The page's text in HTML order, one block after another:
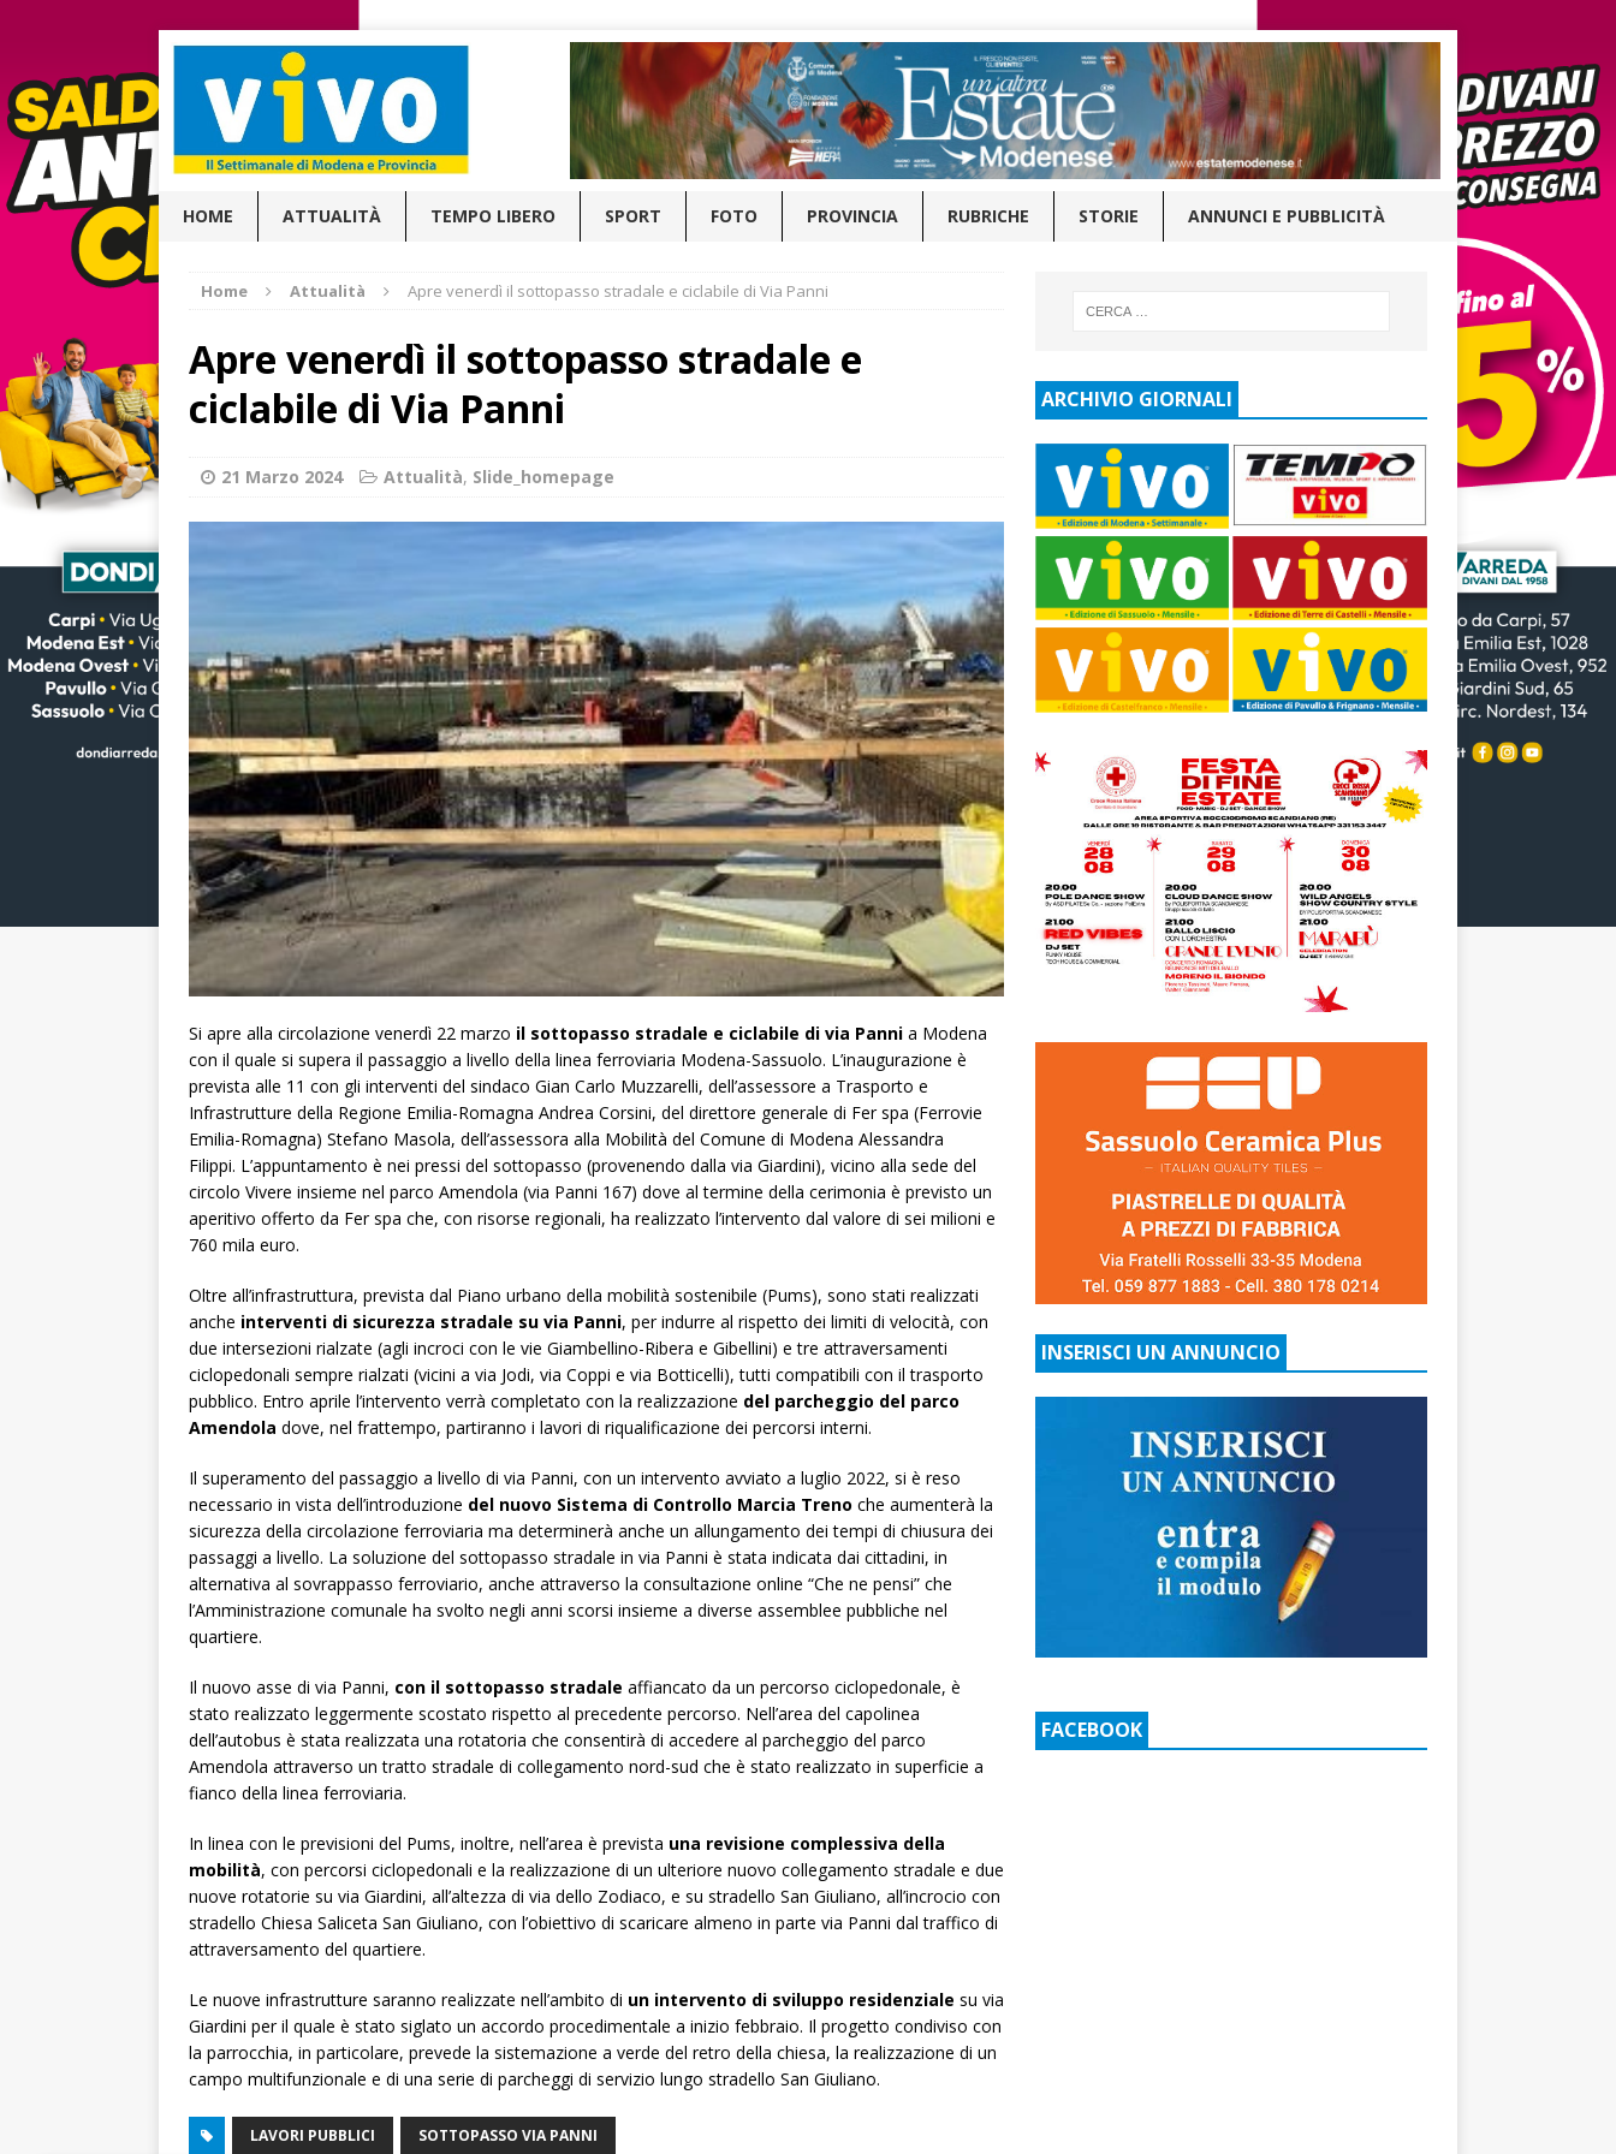
HOME ATTUALITÀ TEMPO LIBERO SPORT FOTO PROVINCIA RUBRICHE STORIE ANNUNCI E PUBBLICITÀ
Home Attualità Apre venerdì il sottopasso stradale e ciclabile di Via Panni
Apre venerdì il sottopasso stradale e
ciclabile di Via Panni
21 Marzo 2024 Attualità, Slide_homepage
Si apre alla circolazione venerdì 22 marzo il sottopasso stradale e ciclabile di via Panni a Modena
con il quale si supera il passaggio a livello della linea ferroviaria Modena-Sassuolo. L’inaugurazione è
prevista alle 11 con gli interventi del sindaco Gian Carlo Muzzarelli, dell’assessore a Trasporto e
Infrastrutture della Regione Emilia-Romagna Andrea Corsini, del direttore generale di Fer spa (Ferrovie
Emilia-Romagna) Stefano Masola, dell’assessora alla Mobilità del Comune di Modena Alessandra
Filippi. L’appuntamento è nei pressi del sottopasso (provenendo dalla via Giardini), vicino alla sede del
circolo Vivere insieme nel parco Amendola (via Panni 167) dove al termine della cerimonia è previsto un
aperitivo offerto da Fer spa che, con risorse regionali, ha realizzato l’intervento dal valore di sei milioni e
760 mila euro.
Oltre all’infrastruttura, prevista dal Piano urbano della mobilità sostenibile (Pums), sono stati realizzati
anche interventi di sicurezza stradale su via Panni, per indurre al rispetto dei limiti di velocità, con
due intersezioni rialzate (agli incroci con le vie Giambellino-Ribera e Gibellini) e tre attraversamenti
ciclopedonali sempre rialzati (vicini a via Jodi, via Coppi e via Botticelli), tutti compatibili con il trasporto
pubblico. Entro aprile l’intervento verrà completato con la realizzazione del parcheggio del parco
Amendola dove, nel frattempo, partiranno i lavori di riqualificazione dei percorsi interni.
Il superamento del passaggio a livello di via Panni, con un intervento avviato a luglio 2022, si è reso
necessario in vista dell’introduzione del nuovo Sistema di Controllo Marcia Treno che aumenterà la
sicurezza della circolazione ferroviaria ma determinerà anche un allungamento dei tempi di chiusura dei
passaggi a livello. La soluzione del sottopasso stradale in via Panni è stata indicata dai cittadini, in
alternativa al sovrappasso ferroviario, anche attraverso la consultazione online “Che ne pensi” che
l’Amministrazione comunale ha svolto negli anni scorsi insieme a diverse assemblee pubbliche nel
quartiere.
Il nuovo asse di via Panni, con il sottopasso stradale affiancato da un percorso ciclopedonale, è
stato realizzato leggermente scostato rispetto al precedente percorso. Nell’area del capolinea
dell’autobus è stata realizzata una rotatoria che consentirà di accedere al parcheggio del parco
Amendola attraverso un tratto stradale di collegamento nord-sud che è stato realizzato in superficie a
fianco della linea ferroviaria.
In linea con le previsioni del Pums, inoltre, nell’area è prevista una revisione complessiva della
mobilità, con percorsi ciclopedonali e la realizzazione di un ulteriore nuovo collegamento stradale e due
nuove rotatorie su via Giardini, all’altezza di via dello Zodiaco, e su stradello San Giuliano, all’incrocio con
stradello Chiesa Saliceta San Giuliano, con l’obiettivo di scaricare almeno in parte via Panni dal traffico di
attraversamento del quartiere.
Le nuove infrastrutture saranno realizzate nell’ambito di un intervento di sviluppo residenziale su via
Giardini per il quale è stato siglato un accordo procedimentale a inizio febbraio. Il progetto condiviso con
la parrocchia, in particolare, prevede la sistemazione a verde del retro della chiesa, la realizzazione di un
campo multifunzionale e di una serie di parcheggi di servizio lungo stradello San Giuliano.
LAVORI PUBBLICI SOTTOPASSO VIA PANNI
ARCHIVIO GIORNALI
INSERISCI UN ANNUNCIO
FACEBOOK